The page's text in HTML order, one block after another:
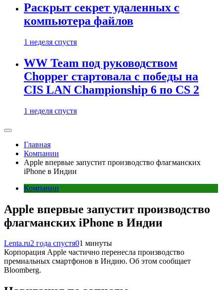
Раскрыт секрет удаленных с
компьютера файлов
1 неделя спустя
WW Team под руководством
Chopper стартовала с победы на
CIS LAN Championship 6 по CS 2
1 неделя спустя
Главная
Компании
Apple впервые запустит производство флагманских
iPhone в Индии
Компании
Apple впервые запустит производство
флагманских iPhone в Индии
Lenta.ru2 года спустя01 минуты
Корпорация Apple частично перенесла производство
премиальных смартфонов в Индию. Об этом сообщает
Bloomberg.